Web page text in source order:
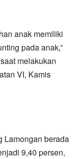
anak memiliki
pada anak,”
melakukan
VI, Kamis
Lamongan berada
9,40 persen,